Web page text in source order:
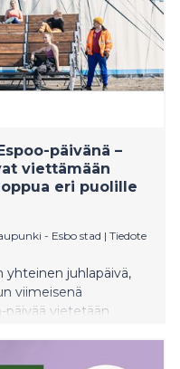
päivänä –
viettämään
eri puolille
- Esbo stad | Tiedote
yhteinen juhlapäivä,
viimeisenä
päivää vietetään